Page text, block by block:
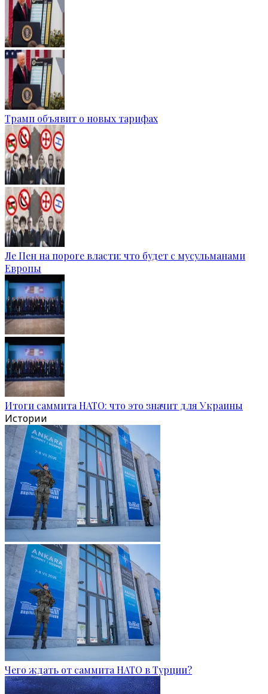
Трамп объявит о новых тарифах
Ле Пен на пороге власти: что будет с мусульманами
Европы
Итоги саммита НАТО: что это значит для Украины
Истории
Чего ждать от саммита НАТО в Турции?